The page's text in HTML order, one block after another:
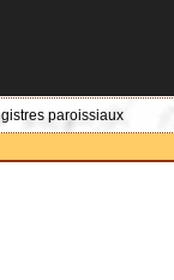
paroissiaux